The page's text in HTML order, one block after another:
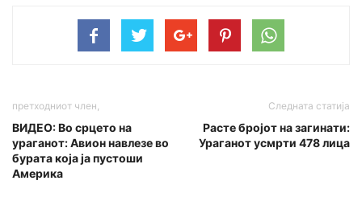
претходниот член,
ВИДЕО: Во срцето на
ураганот: Авион навлезе во
бурата која ја пустоши
Америка
Следната статија
Расте бројот на загинати:
Ураганот усмрти 478 лица